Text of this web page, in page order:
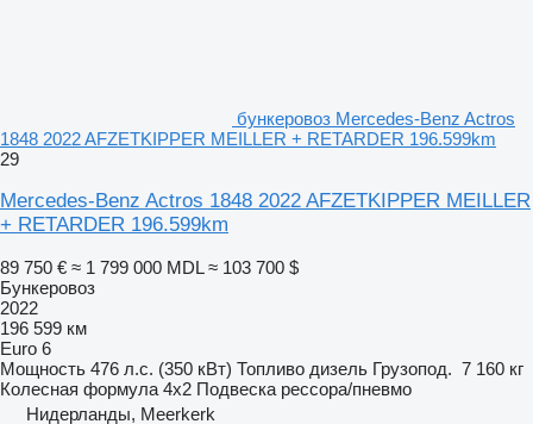
бункеровоз Mercedes-Benz Actros
1848 2022 AFZETKIPPER MEILLER + RETARDER 196.599km
29
Mercedes-Benz Actros 1848 2022 AFZETKIPPER MEILLER
+ RETARDER 196.599km
89 750 € ≈ 1 799 000 MDL ≈ 103 700 $
Бункеровоз
2022
196 599 км
Euro 6
Мощность 476 л.с. (350 кВт) Топливо дизель Грузопод. 7 160 кг
Колесная формула 4x2 Подвеска рессора/пневмо
Нидерланды, Meerkerk